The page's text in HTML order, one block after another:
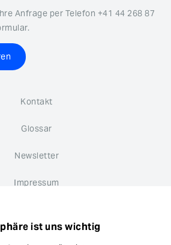
Anfrage per Telefon +41 44 268 87
Kontakt
Glossar
Newsletter
Impressum
ist uns wichtig